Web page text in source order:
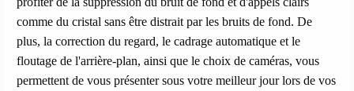
comme du cristal sans être distrait par les bruits de fond. De
plus, la correction du regard, le cadrage automatique et le
floutage de l'arrière-plan, ainsi que le choix de caméras, vous
permettent de vous présenter sous votre meilleur jour lors de vos